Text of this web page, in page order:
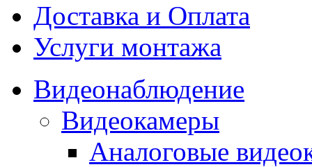
Доставка и Оплата
Услуги монтажа
Видеонаблюдение
Видеокамеры
Аналоговые